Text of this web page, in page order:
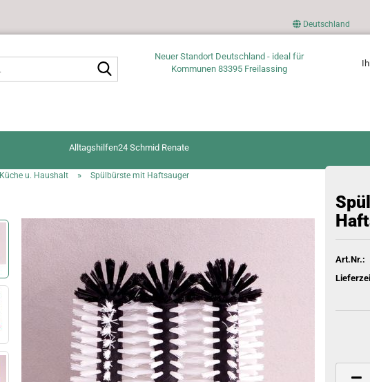
Deutschland
Neuer Standort Deutschland - ideal für
Kommunen 83395 Freilassing
Alltagshilfen24 Schmid Renate
Küche u. Haushalt » Spülbürste mit Haftsauger
Art.Nr.: